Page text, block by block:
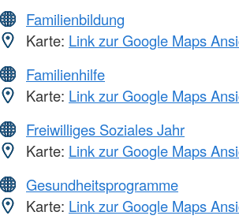
Familienbildung
Karte: Link zur Google Maps
Familienhilfe
Karte: Link zur Google Maps
Freiwilliges Soziales Jahr
Karte: Link zur Google Maps
Gesundheitsprogramme
Karte: Link zur Google Maps